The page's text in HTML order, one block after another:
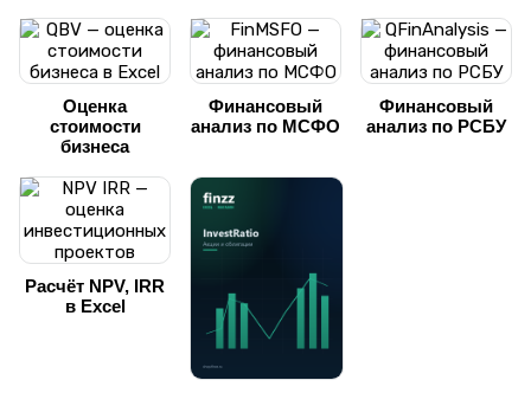
Оценка
стоимости
бизнеса
Финансовый
анализ по МСФО
Финансовый
анализ по РСБУ
Расчёт NPV, IRR
в Excel